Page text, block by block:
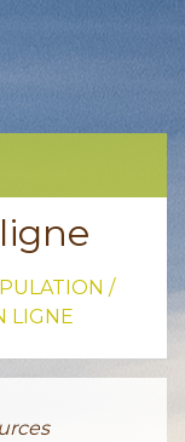
/
LIGNE